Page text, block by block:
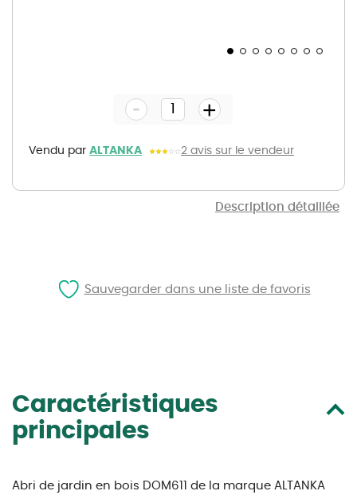
Description détaillée
gallery
Vendu par ALTANKA 2 avis sur le vendeur
- +
Caractéristiques
principales
Abri de jardin en bois DOM611 de la marque ALTANKA
Sauvegarder dans une liste de favoris